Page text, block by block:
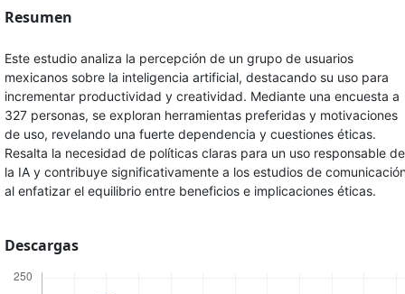
Resumen
Este estudio analiza la percepción de un grupo de usuarios
mexicanos sobre la inteligencia artificial, destacando su uso para
incrementar productividad y creatividad. Mediante una encuesta a
327 personas, se exploran herramientas preferidas y motivaciones
de uso, revelando una fuerte dependencia y cuestiones éticas.
Resalta la necesidad de políticas claras para un uso responsable de
la IA y contribuye significativamente a los estudios de
al enfatizar el equilibrio entre beneficios e implicaciones éticas.
Descargas